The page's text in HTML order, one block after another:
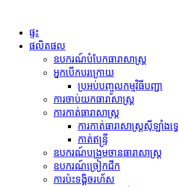
ផ្ទះ
ផលិតផល
ឧបករណ៍បំបែកធារាសាស្ត្រ
អ្នកបើកបរក្រោយ
ប្រអប់បញ្ចូលកម្មវិធីបញ្ជា
ការចាប់យកធារាសាស្ត្រ
ការកាត់ធារាសាស្ត្រ
ការកាត់ធារាសាស្ត្រស៊ីឡាំងទ្វេ
កាត់ឥន្ទ្រី
ឧបករណ៍បង្រួមចានធារាសាស្ត្រ
ឧបករណ៍ច្រៀកជីក
ការប៉ះទង្គិចរហ័ស